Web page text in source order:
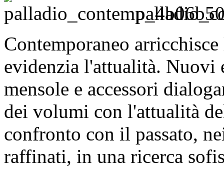
Contemporaneo
evidenzia l'attualità. Nuovi
mensole e accessori
dei volumi con l'attualità
confronto con il passato,
raffinati, in una ricerca